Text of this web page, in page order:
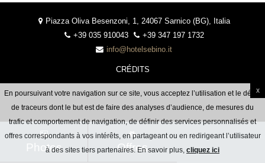
Photos Offres
Piazza Oliva Besenzoni, 1, 24067 Sarnico (BG), Italia
+39 035 910043
+39 347 197 1732
info@hotelsebino.it
CRÉDITS
En poursuivant votre navigation sur ce site, vous acceptez l’utilisation et le dépôt
de traceurs dont le but est de faire des analyses d’audience, de mesures du
trafic et comportement de navigation, de définir des services personnalisés et
offres correspondants à vos intérêts, en partageant ou en redirigeant l’utilisateur
à des sites tiers partenaires. En savoir plus, cliquez ici
x